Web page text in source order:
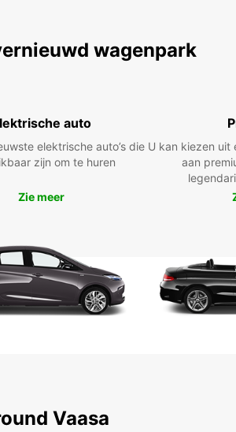
wagenpark
auto
elektrische auto’s die
zijn om te huren
Zie meer
U kan kiezen uit
aan
Vaasa